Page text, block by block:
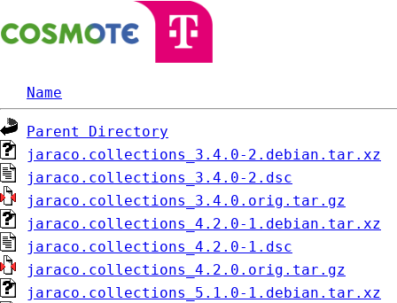
Name
Parent Directory
jaraco.collections_3.4.0-2.debian.tar.xz
jaraco.collections_3.4.0-2.dsc
jaraco.collections_3.4.0.orig.tar.gz
jaraco.collections_4.2.0-1.debian.tar.xz
jaraco.collections_4.2.0-1.dsc
jaraco.collections_4.2.0.orig.tar.gz
jaraco.collections_5.1.0-1.debian.tar.xz